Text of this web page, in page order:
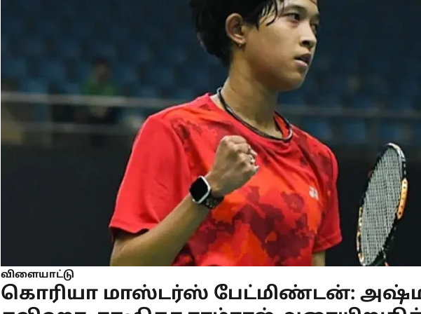
விளையாட்டு
கொரியா மாஸ்டர்ஸ் பேட்மிண்டன்: